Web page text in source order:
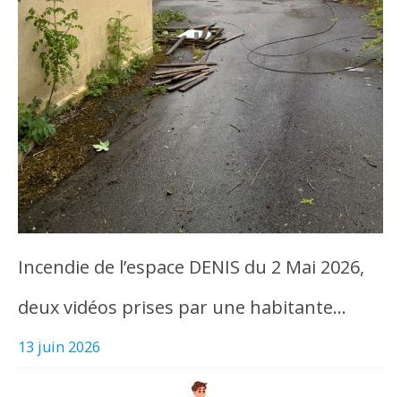
Incendie de l’espace DENIS du 2 Mai 2026,
deux vidéos prises par une habitante…
13 juin 2026